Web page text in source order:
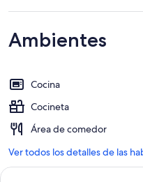
Ambientes
Cocina
Cocineta
Área de comedor
Ver todos los detalles de las